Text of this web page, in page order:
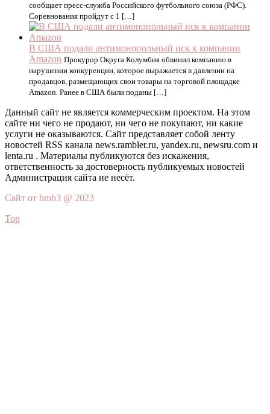
сообщает пресс-служба Российского футбольного союза (РФС).
Соревнования пройдут с 1 […]
В США подали антимонопольный иск к компании
Amazon Прокурор Округа Колумбия обвинил компанию в
нарушении конкуренции, которое выражается в давлении на
продавцов, размещающих свои товары на торговой площадке
Amazon. Ранее в США были поданы […]
Данный сайт не является коммерческим проектом. На этом
сайте ни чего не продают, ни чего не покупают, ни какие
услуги не оказываются. Сайт представляет собой ленту
новостей RSS канала news.rambler.ru, yandex.ru, newsru.com и
lenta.ru . Материалы публикуются без искажения,
ответственность за достоверность публикуемых новостей
Администрация сайта не несёт.
Сайт от bmb3 @ 2023
Top